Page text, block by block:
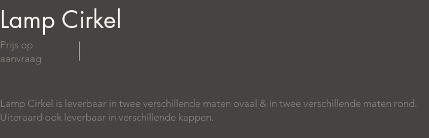
Lamp Cirkel
Prijs op
aanvraag
Lamp Cirkel is leverbaar in twee verschillende maten ovaal & in twee verschillende maten rond.
Uiteraard ook leverbaar in verschillende kappen.